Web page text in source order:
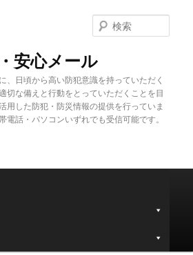
安心メール
、日頃から高い防犯意識を持っていただく
切な備えと行動をとっていただくことを目
用した防犯・防災情報の提供を行っていま
電話・パソコンいずれでも受信可能です。
索